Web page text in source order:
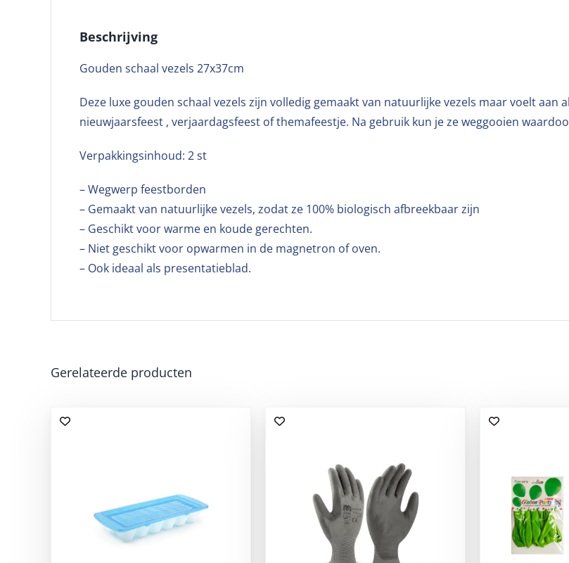
Beschrijving
Gouden schaal vezels 27x37cm
Deze luxe gouden schaal vezels zijn volledig gemaakt van natuurlijke vezels maar voelt aan
nieuwjaarsfeest , verjaardagsfeest of themafeestje. Na gebruik kun je ze weggooien
Verpakkingsinhoud: 2 st
– Wegwerp feestborden
– Gemaakt van natuurlijke vezels, zodat ze 100% biologisch afbreekbaar zijn
– Geschikt voor warme en koude gerechten.
– Niet geschikt voor opwarmen in de magnetron of oven.
– Ook ideaal als presentatieblad.
Gerelateerde producten